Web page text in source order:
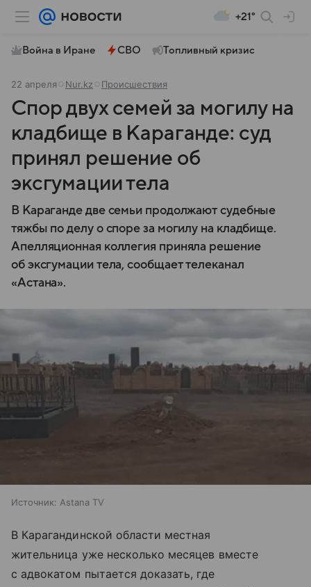
+21°
Война в Иране СВО Топливный кризис
22 апреля Nur.kz Происшествия
Спор двух семей за могилу на
кладбище в Караганде: суд
принял решение об
эксгумации тела
В Караганде две семьи продолжают судебные
тяжбы по делу о споре за могилу на кладбище.
Апелляционная коллегия приняла решение
об эксгумации тела, сообщает телеканал
«Астана».
Источник: Astana TV
В Карагандинской области местная
жительница уже несколько месяцев вместе
с адвокатом пытается доказать, где